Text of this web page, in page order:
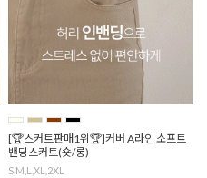
[🏆스커트판매1위🏆]커버 A라인 소프트
밴딩스커트(숏/롱)
S,M,L,XL,2XL